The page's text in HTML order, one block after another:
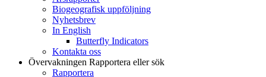
Biogeografisk uppföljning
Nyhetsbrev
In English
Butterfly Indicators
Kontakta oss
Övervakningen Rapportera eller sök
Rapportera